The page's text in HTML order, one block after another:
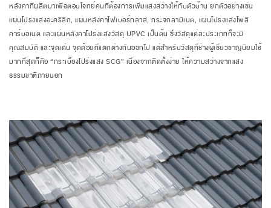
หลังคาที่ผลิตมาเพื่อตอบโจทย์คนที่ต้องการเพิ่มแสงสว่างให้กับตัวบ้าน ยกตัวอย่างเช่น
แผ่นโปร่งแสงอะคริลิก, แผ่นหลังคาไฟเบอร์กลาส, กระจกลามิเนต, แผ่นโปร่งแสงโพลี
คาร์บอเนต และแผ่นหลังคาโปร่งแสงวัสดุ UPVC เป็นต้น ซึ่งวัสดุแต่ละประเภทก็จะมี
คุณสมบัติ และจุดเด่น จุดด้อยที่แตกต่างกันออกไป แต่สำหรับวัสดุที่ช่างผู้เชี่ยวชาญนิยมใช้
มากที่สุดก็คือ “กระเบื้องโปร่งแสง SCG” เนื่องจากติดตั้งง่าย ให้ความสว่างจากแสง
ธรรมชาติภายนอก